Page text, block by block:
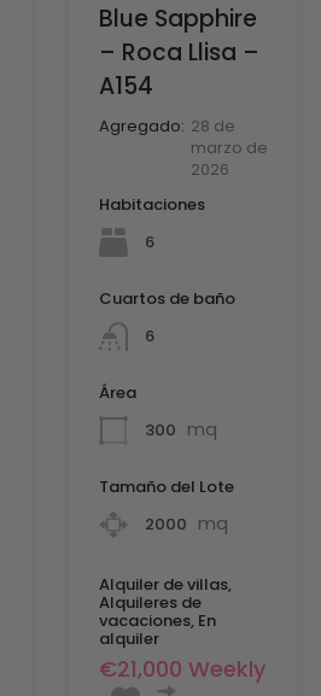
Blue Sapphire
– Roca Llisa –
A154
Agregado: 28 de
marzo de
2026
Habitaciones
6
Cuartos de baño
6
Área
300 mq
Tamaño del Lote
2000 mq
Alquiler de villas,
Alquileres de
vacaciones, En
alquiler
€21,000 Weekly